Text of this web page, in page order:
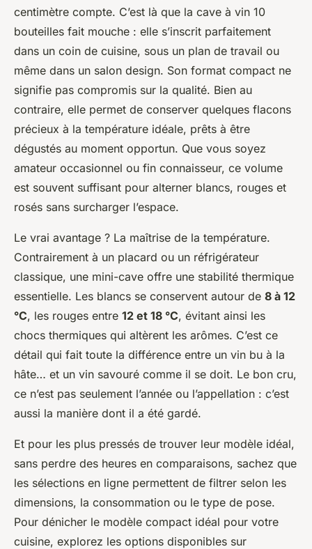
centimètre compte. C’est là que la cave à vin 10
bouteilles fait mouche : elle s’inscrit parfaitement
dans un coin de cuisine, sous un plan de travail ou
même dans un salon design. Son format compact ne
signifie pas compromis sur la qualité. Bien au
contraire, elle permet de conserver quelques flacons
précieux à la température idéale, prêts à être
dégustés au moment opportun. Que vous soyez
amateur occasionnel ou fin connaisseur, ce volume
est souvent suffisant pour alterner blancs, rouges et
rosés sans surcharger l’espace.
Le vrai avantage ? La maîtrise de la température.
Contrairement à un placard ou un réfrigérateur
classique, une mini-cave offre une stabilité thermique
essentielle. Les blancs se conservent autour de 8 à 12
°C, les rouges entre 12 et 18 °C, évitant ainsi les
chocs thermiques qui altèrent les arômes. C’est ce
détail qui fait toute la différence entre un vin bu à la
hâte… et un vin savouré comme il se doit. Le bon cru,
ce n’est pas seulement l’année ou l’appellation : c’est
aussi la manière dont il a été gardé.
Et pour les plus pressés de trouver leur modèle idéal,
sans perdre des heures en comparaisons, sachez que
les sélections en ligne permettent de filtrer selon les
dimensions, la consommation ou le type de pose.
Pour dénicher le modèle compact idéal pour votre
cuisine, explorez les options disponibles sur